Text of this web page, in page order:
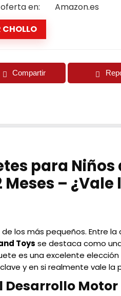
en:
Amazon.es
CHOLLO
Compartir
para Niños
–
los más pequeños. Entre
Toys se destaca como
es una excelente elección
y en si realmente vale la
Desarrollo Motor